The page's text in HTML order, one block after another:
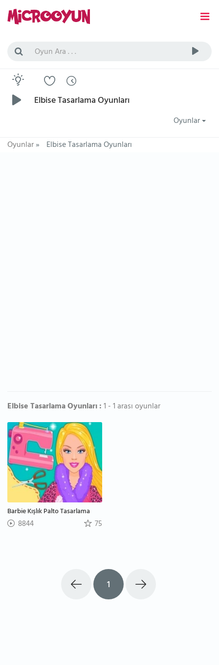
Elbise Tasarlama Oyunları
Oyunlar
Oyunlar» Elbise Tasarlama Oyunları
Elbise Tasarlama Oyunları :1 - 1 arası oyunlar
Barbie Kışlık Palto Tasarlama
8844 75
1